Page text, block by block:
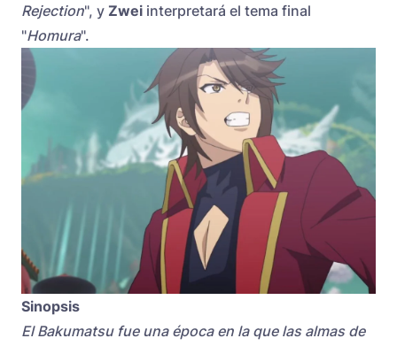
Rejection", y Zwei interpretará el tema final
"Homura".
Sinopsis
El Bakumatsu fue una época en la que las almas de